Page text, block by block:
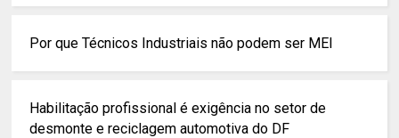
Por que Técnicos Industriais não podem ser MEI
Habilitação profissional é exigência no setor de
desmonte e reciclagem automotiva do DF